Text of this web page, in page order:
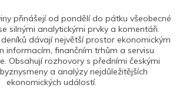
přinášejí od pondělí do pátku všeobecné
silnými analytickými prvky a komentáři.
deníků dávají největší prostor ekonomickým
informacím, finančním trhům a servisu
Obsahují rozhovory s předními českými
a analýzy nejdůležitějších
ekonomických událostí.